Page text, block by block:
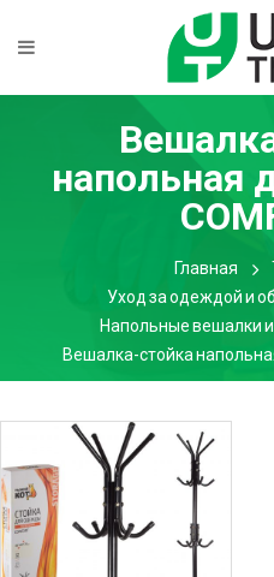
напольная
Главная
Уход за одеждой и
Напольные вешалки
Вешалка-стойка